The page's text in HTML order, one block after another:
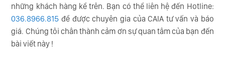
những khách hàng kể trên. Bạn có thể liên hệ đến Hotline:
036.8966.815 để được chuyên gia của CAIA tư vấn và báo
giá. Chúng tôi chân thành cảm ơn sự quan tâm của bạn đến
bài viết này !